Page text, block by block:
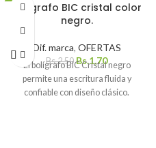
-32%Boligrafo BIC cristal color
negro.
Dif. marca, OFERTAS
Bs.2,50 Bs.1,70
El bolígrafo BIC Cristal negro
permite una escritura fluida y
confiable con diseño clásico.